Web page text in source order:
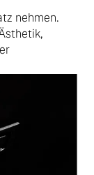
nehmen.